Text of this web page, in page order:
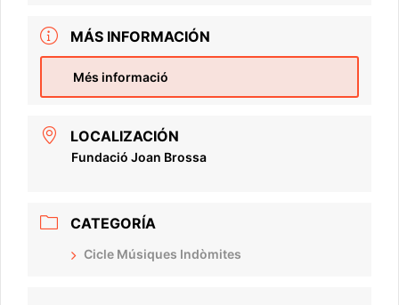
MÁS INFORMACIÓN
Més informació
LOCALIZACIÓN
Fundació Joan Brossa
CATEGORÍA
Cicle Músiques Indòmites